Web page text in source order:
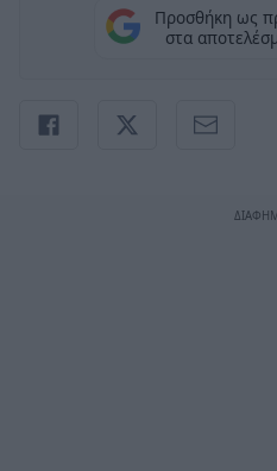
Προσθήκη ως
στα